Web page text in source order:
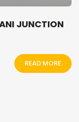
JUNCTION
READ MORE